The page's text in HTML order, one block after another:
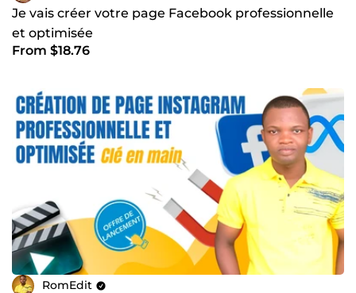
Je vais créer votre page Facebook professionnelle
et optimisée
From $18.76
RomEdit